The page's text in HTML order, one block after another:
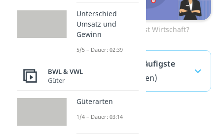
Zum Video: Was ist Wirtschaft?
Wettbewerb — häufigste
(ausklappen)
Unterschied
Umsatz und
Gewinn
5/5 – Dauer: 02:39
BWL & VWL
Güter
Güterarten
1/4 – Dauer: 03:14